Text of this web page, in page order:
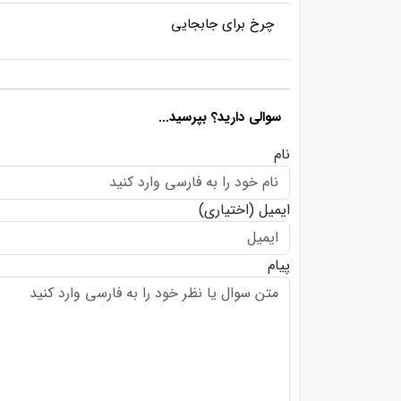
چرخ برای جابجایی
سوالی دارید؟ بپرسید...
نام
ایمیل (اختیاری)
پیام